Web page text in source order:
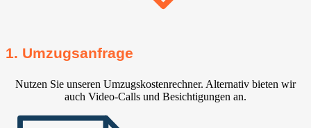
1. Umzugsanfrage
Nutzen Sie unseren Umzugskostenrechner. Alternativ bieten wir
auch Video-Calls und Besichtigungen an.